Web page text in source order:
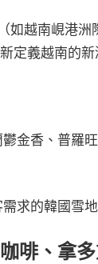
如越南峴港洲
定義越南的新
金香、普羅
求的韓國雪地
啡、拿